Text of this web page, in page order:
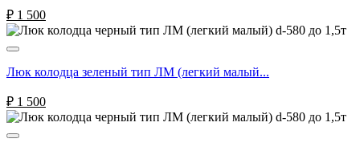
₽ 1 500
Люк колодца зеленый тип ЛМ (легкий малый...
₽ 1 500